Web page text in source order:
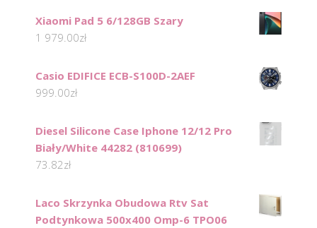
Xiaomi Pad 5 6/128GB Szary
1 979.00zł
Casio EDIFICE ECB-S100D-2AEF
999.00zł
Diesel Silicone Case Iphone 12/12 Pro
Biały/White 44282 (810699)
73.82zł
Laco Skrzynka Obudowa Rtv Sat
Podtynkowa 500x400 Omp-6 TPO06